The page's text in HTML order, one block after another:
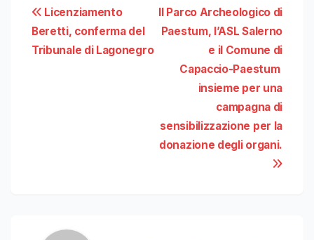
Navigazione
articoli
Il Parco Archeologico di
Paestum, l’ASL Salerno
e il Comune di
Capaccio-Paestum
insieme per una
campagna di
sensibilizzazione per la
donazione degli organi.
Licenziamento
Beretti, conferma del
Tribunale di Lagonegro